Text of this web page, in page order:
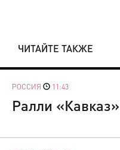
ЧИТАЙТЕ ТАКЖЕ
РОССИЯ 11:43
Ралли «Кавказ»